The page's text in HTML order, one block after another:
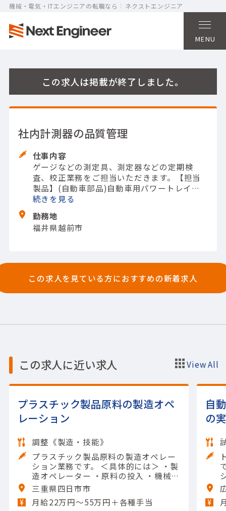
機械・電気・ITエンジニアの転職なら ネクストエンジニア
MENU
この求人は掲載が終了しました。
社内計測器の品質管理
仕事内容
ゲージなどの測定具、測定器などの定期検
査、校正業務をご担当いただきます。
【担当
製品】(自動車部品)自動車用パワートレイン
（動力ユニット除く）
続きを
勤務地
福井県越前市
この求人を見ている方におすすめの新着求人
この求人に近い求人 View All
プラスチック製品原料の製造オペ
レーション
調整《製造・技能》
プラスチック製品原料の製造オペレー
ション業務です。 ＜具体的には＞ ・製
造オペレーター ・原料の投入 ・機械の
操作や清掃 ・メンテナンスなど 【担当
製品】(素材・素材加工品)石油化学製
品 【使用ツール】他 一般工具; Excel
三重県四日市市
月給22万円〜55万円＋各種手当
自
の
です